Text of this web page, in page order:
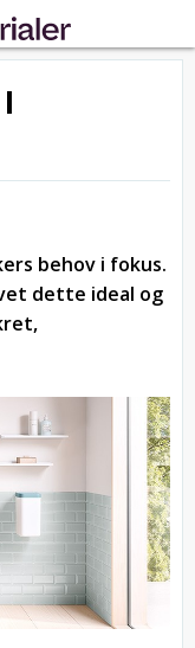
behov i fokus.
dette ideal og